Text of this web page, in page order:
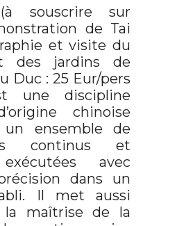
souscrire sur
de Tai
et visite du
des jardins de
Duc : 25 Eur/pers
une discipline
chinoise
un ensemble de
continus et
avec
dans un
Il met aussi
la maîtrise de la